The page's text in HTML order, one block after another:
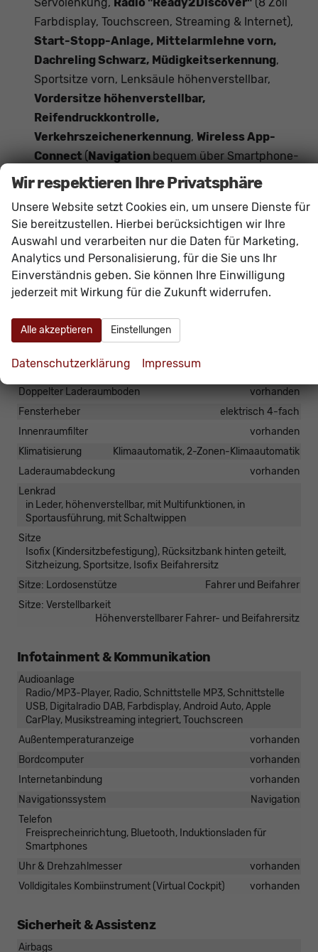
Servolenkung, Radio "Ready2Discover" (8 Zoll
Farbdisplay, Touchscreen, Streaming & Internet),
Start-Stopp-Anlage, Mittelarmlehne vorn,
Dachreling Schwarz, Müdigkeitserkennung,
Sportsitze vorn, Lenksäule höhenverstellbar,
Vordersitze höhenverstellbar,
Reifendruckkontrolle,
Verkehrszeichenerkennung, Wireless App-
Connect ( Navigation bequem über Smartphone-
Apps wie Google Maps oder Apple Karten
möglich)
Das Fahrzeug verfügt über kein fest verbautes
Apple CarPlay /
Android Auto
ist jedoch eine Navigation
über
kompatible Smartphone-Apps (z.B. Google Maps
oder Apple Karten) über denFahrzeugbildschirm
Doppelter Laderaumboden
vorhanden
Fensterheber
elektrisch 4-fach
Innenraumfilter
vorhanden
Klimatisierung
Klimaautomatik, 2-Zonen-Klimaautomatik
Laderaumabdeckung
vorhanden
Lenkrad
in Leder, höhenverstellbar, mit Multifunktionen, in
Sportausführung, mit Schaltwippen
Sitze
Isofix (Kindersitzbefestigung), Rücksitzbank hinten geteilt,
Sitzheizung, Sportsitze, Isofix Beifahrersitz
Sitze: Lordosenstütze
Fahrer und Beifahrer
Sitze: Verstellbarkeit
Höhenverstellbarer Fahrer- und Beifahrersitz
Infotainment & Kommunikation
Audioanlage
Radio/MP3-Player, Radio, Schnittstelle MP3, Schnittstelle
USB, Digitalradio DAB, Farbdisplay, Android Auto, Apple
CarPlay, Musikstreaming integriert, Touchscreen
Außentemperaturanzeige
vorhanden
Bordcomputer
vorhanden
Internetanbindung
vorhanden
Navigationssystem
Navigation
Telefon
Freisprecheinrichtung, Bluetooth, Induktionsladen für
Smartphones
Uhr & Drehzahlmesser
vorhanden
Volldigitales Kombiinstrument (Virtual Cockpit)
vorhanden
Sicherheit & Assistenz
Airbags
Wir respektieren Ihre Privatsphäre
Unsere Website setzt Cookies ein, um unsere Dienste für
Sie bereitzustellen. Hierbei berücksichtigen wir Ihre
Auswahl und verarbeiten nur die Daten für Marketing,
Analytics und Personalisierung, für die Sie uns Ihr
Einverständnis geben. Sie können Ihre Einwilligung
jederzeit mit Wirkung für die Zukunft widerrufen.
Alle akzeptieren Einstellungen
Datenschutzerklärung Impressum